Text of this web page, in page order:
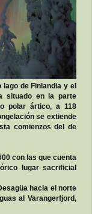
de Finlandia y el
situado en la parte
polar ártico, a 118
se extiende
comienzos del de
con las que cuenta
lugar sacrificial
hacia el norte
al Varangerfjord,